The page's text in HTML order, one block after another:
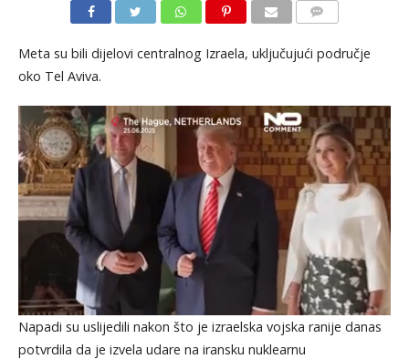
Meta su bili dijelovi centralnog Izraela, uključujući područje
oko Tel Aviva.
Napadi su uslijedili nakon što je izraelska vojska ranije danas
potvrdila da je izvela udare na iransku nuklearnu